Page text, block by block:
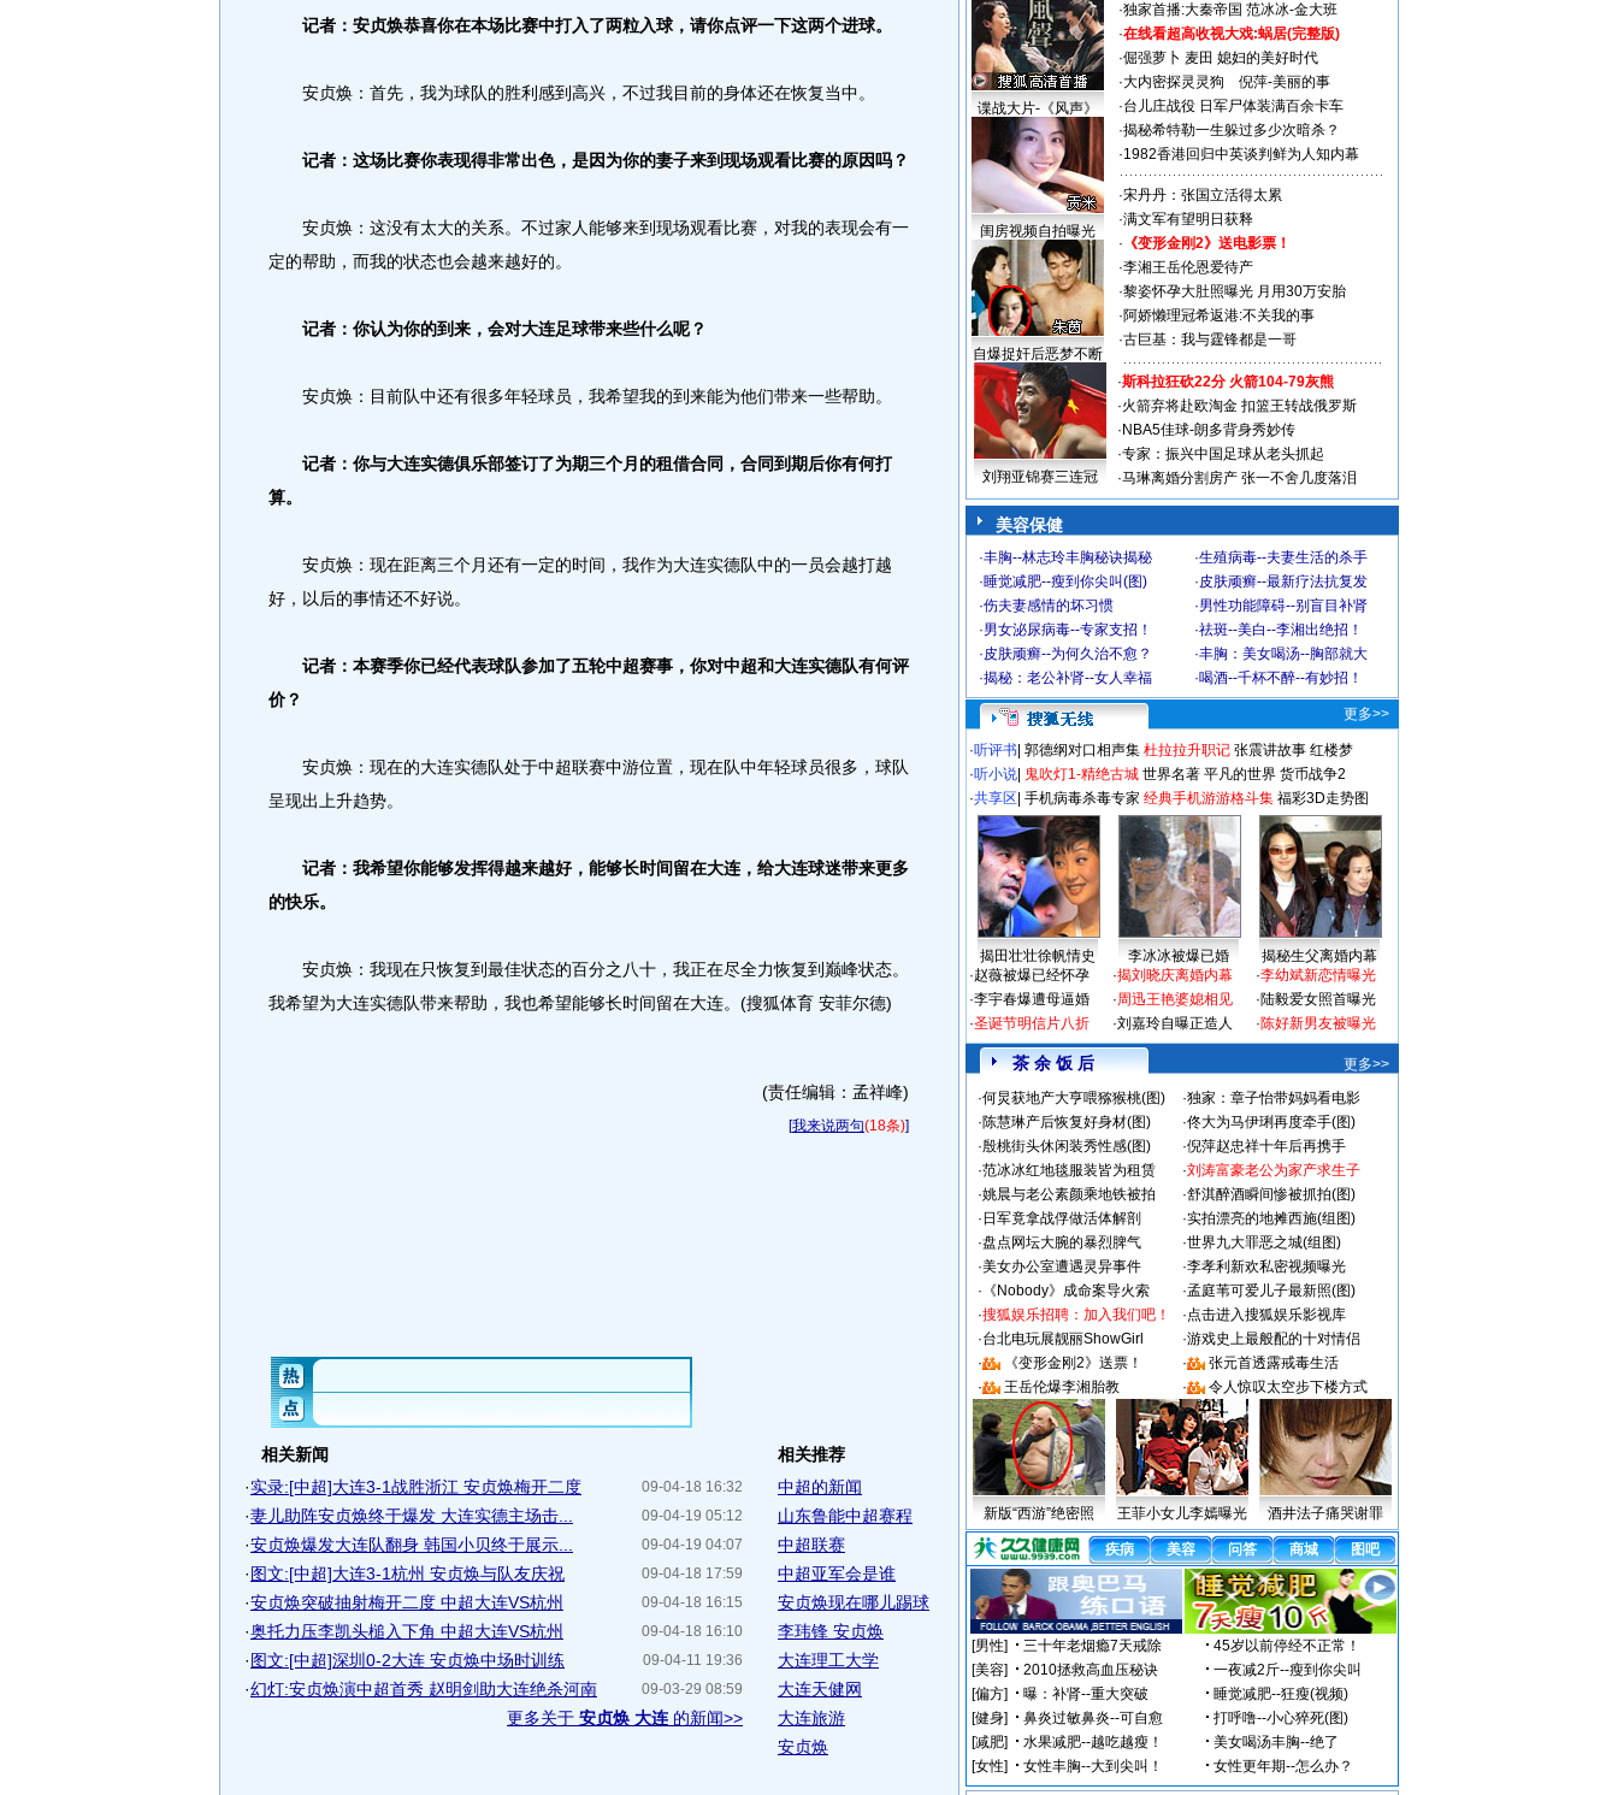
记者：安贞焕恭喜你在本场比赛中打入了两粒入球，请你点评一下这两个进球。
安贞焕：首先，我为球队的胜利感到高兴，不过我目前的身体还在恢复当中。
记者：这场比赛你表现得非常出色，是因为你的妻子来到现场观看比赛的原因吗？
安贞焕：这没有太大的关系。不过家人能够来到现场观看比赛，对我的表现会有一
定的帮助，而我的状态也会越来越好的。
记者：你认为你的到来，会对大连足球带来些什么呢？
安贞焕：目前队中还有很多年轻球员，我希望我的到来能为他们带来一些帮助。
记者：你与大连实德俱乐部签订了为期三个月的租借合同，合同到期后你有何打
算。
安贞焕：现在距离三个月还有一定的时间，我作为大连实德队中的一员会越打越
好，以后的事情还不好说。
记者：本赛季你已经代表球队参加了五轮中超赛事，你对中超和大连实德队有何评
价？
安贞焕：现在的大连实德队处于中超联赛中游位置，现在队中年轻球员很多，球队
呈现出上升趋势。
记者：我希望你能够发挥得越来越好，能够长时间留在大连，给大连球迷带来更多
的快乐。
安贞焕：我现在只恢复到最佳状态的百分之八十，我正在尽全力恢复到巅峰状态。
我希望为大连实德队带来帮助，我也希望能够长时间留在大连。(搜狐体育 安菲尔德)
(责任编辑：孟祥峰)
[我来说两句(18条)]
相关新闻
09-04-18 16:32
·实录:[中超]大连3-1战胜浙江 安贞焕梅开二度
09-04-19 05:12
·妻儿助阵安贞焕终于爆发 大连实德主场击...
09-04-19 04:07
·安贞焕爆发大连队翻身 韩国小贝终于展示...
09-04-18 17:59
·图文:[中超]大连3-1杭州 安贞焕与队友庆祝
09-04-18 16:15
·安贞焕突破抽射梅开二度 中超大连VS杭州
09-04-18 16:10
·奥托力压李凯头槌入下角 中超大连VS杭州
09-04-11 19:36
·图文:[中超]深圳0-2大连 安贞焕中场时训练
09-03-29 08:59
·幻灯:安贞焕演中超首秀 赵明剑助大连绝杀河南
更多关于 安贞焕 大连 的新闻>>
相关推荐
中超的新闻
山东鲁能中超赛程
中超联赛
中超亚军会是谁
安贞焕现在哪儿踢球
李玮锋 安贞焕
大连理工大学
大连天健网
大连旅游
安贞焕
谍战大片-《风声》
闺房视频自拍曝光
自爆捉奸后恶梦不断
·独家首播:大秦帝国 范冰冰-金大班
·在线看超高收视大戏:蜗居(完整版)
·倔强萝卜 麦田 媳妇的美好时代
·大内密探灵灵狗
倪萍-美丽的事
·台儿庄战役 日军尸体装满百余卡车
·揭秘希特勒一生躲过多少次暗杀？
·1982香港回归中英谈判鲜为人知内幕
·宋丹丹：张国立活得太累
·满文军有望明日获释
· 《变形金刚2》送电影票！
·李湘王岳伦恩爱待产
·黎姿怀孕大肚照曝光 月用30万安胎
·阿娇懒理冠希返港:不关我的事
·古巨基：我与霆锋都是一哥
刘翔亚锦赛三连冠
·斯科拉狂砍22分 火箭104-79灰熊
·火箭弃将赴欧淘金 扣篮王转战俄罗斯
· NBA5佳球-朗多背身秀妙传
·专家：振兴中国足球从老头抓起
·马琳离婚分割房产 张一不舍几度落泪
美容保健
·丰胸--林志玲丰胸秘诀揭秘 ·生殖病毒--夫妻生活的杀手
·睡觉减肥--瘦到你尖叫(图) ·皮肤顽癣--最新疗法抗复发
·伤夫妻感情的坏习惯 ·男性功能障碍--别盲目补肾
·男女泌尿病毒--专家支招！ ·祛斑--美白--李湘出绝招！
·皮肤顽癣--为何久治不愈？ ·丰胸：美女喝汤--胸部就大
·揭秘：老公补肾--女人幸福 ·喝酒--千杯不醉--有妙招！
更多>>
·听评书 郭德纲对口相声集 杜拉拉升职记 张震讲故事 红楼梦
·听小说 鬼吹灯1-精绝古城 世界名著 平凡的世界 货币战争2
·共享区 手机病毒杀毒专家 经典手机游游格斗集 福彩3D走势图
揭田壮壮徐帆情史 李冰冰被爆已婚
揭秘生父离婚内幕
·赵薇被爆已经怀孕
·李宇春爆遭母逼婚
·圣诞节明信片八折
·揭刘晓庆离婚内幕
·周迅王艳婆媳相见
·刘嘉玲自曝正造人
·李幼斌新恋情曝光
·陆毅爱女照首曝光
·陈好新男友被曝光
茶 余 饭 后
更多>>
·何炅获地产大亨喂猕猴桃(图) ·独家：章子怡带妈妈看电影
·陈慧琳产后恢复好身材(图) ·佟大为马伊琍再度牵手(图)
·殷桃街头休闲装秀性感(图) ·倪萍赵忠祥十年后再携手
·范冰冰红地毯服装皆为租赁 ·刘涛富豪老公为家产求生子
·姚晨与老公素颜乘地铁被拍 ·舒淇醉酒瞬间惨被抓拍(图)
· 日军竟拿战俘做活体解剖 ·实拍漂亮的地摊西施(组图)
·盘点网坛大腕的暴烈脾气 ·世界九大罪恶之城(组图)
·美女办公室遭遇灵异事件 ·李孝利新欢私密视频曝光
· 《Nobody》成命案导火索 ·孟庭苇可爱儿子最新照(图)
·搜狐娱乐招聘：加入我们吧！ ·点击进入搜狐娱乐影视库
·台北电玩展靓丽ShowGirl ·游戏史上最般配的十对情侣
·
《变形金刚2》送票！ ·
张元首透露戒毒生活
·
王岳伦爆李湘胎教 · 令人惊叹太空步下楼方式
新版“西游”绝密照 王菲小女儿李嫣曝光 酒井法子痛哭谢罪